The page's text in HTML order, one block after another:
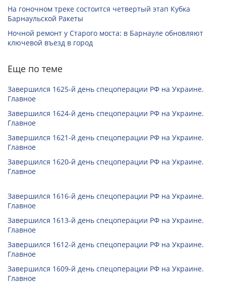
На гоночном треке состоится четвертый этап Кубка
Барнаульской Ракеты
Ночной ремонт у Старого моста: в Барнауле обновляют
ключевой въезд в город
Еще по теме
Завершился 1625-й день спецоперации РФ на Украине.
Главное
Завершился 1624-й день спецоперации РФ на Украине.
Главное
Завершился 1621-й день спецоперации РФ на Украине.
Главное
Завершился 1620-й день спецоперации РФ на Украине.
Главное
Завершился 1616-й день спецоперации РФ на Украине.
Главное
Завершился 1613-й день спецоперации РФ на Украине.
Главное
Завершился 1612-й день спецоперации РФ на Украине.
Главное
Завершился 1609-й день спецоперации РФ на Украине.
Главное